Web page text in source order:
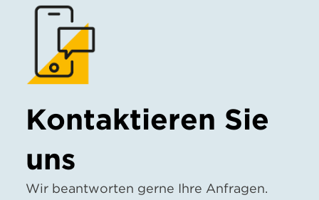
Kontaktieren Sie
uns
Wir beantworten gerne Ihre Anfragen.